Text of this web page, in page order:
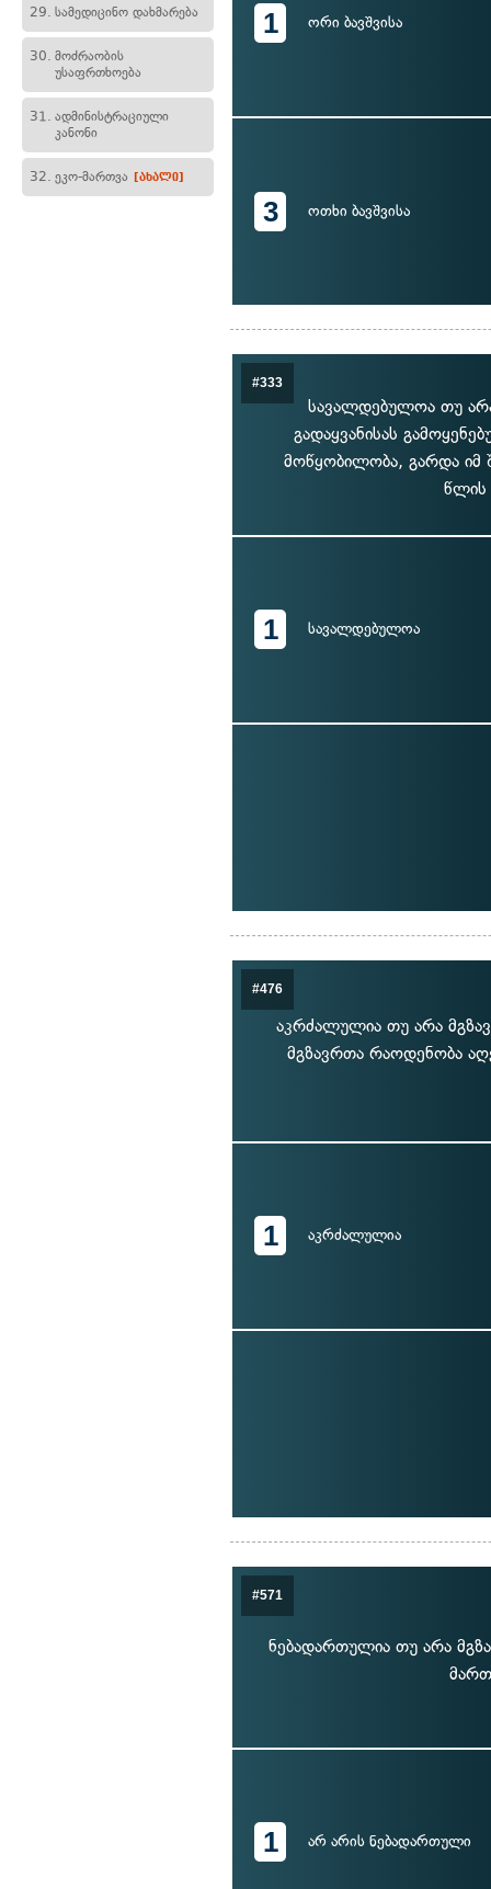
29. სამედიცინო დახმარება
30. მოძრაობის
უსაფრთხოება
31. ადმინისტრაციული
კანონი
32. ეკო-მართვა [ახალი]
1 ორი ბავშვისა
3 ოთხი ბავშვისა
#333
სავალდებულოა თუ
გადაყვანისას
მოწყობილობა, გარდა იმ
წლის
1 სავალდებულოა
#476
აკრძალულია თუ არა
მგზავრთა რაოდენობა
1 აკრძალულია
#571
ნებადართულია თუ არა
1 არ არის ნებადართული